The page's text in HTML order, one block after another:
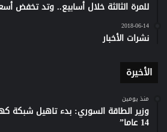
للمرة الثالثة خلال أسابيع.. وتد تخفض
2018-06-14
نشرات الأخبار
الأخيرة
منذ يومين
وزير الطاقة السوري: بدء تاهيل شبكة
14 عاما”